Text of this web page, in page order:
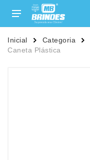
Inicial Categoria
Caneta Plástica